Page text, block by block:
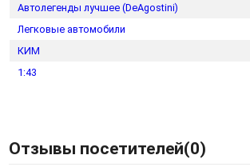
Автолегенды лучшее (DeAgostini)
Легковые автомобили
КИМ
1:43
Отзывы посетителей(0)